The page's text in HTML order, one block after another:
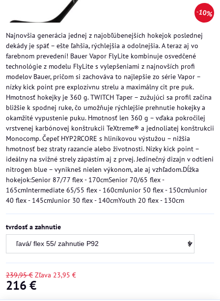
10%
Najnovšia generácia jednej z najobľúbenejších hokejok poslednej
dekády je späť – ešte ľahšia, rýchlejšia a odolnejšia. A teraz aj vo
farebnom prevedení! Bauer Vapor FlyLite kombinuje osvedčené
technológie z modelu FlyLite s vylepšeniami z najnovších profi
modelov Bauer, pričom si zachováva to najlepšie zo série Vapor –
nízky kick point pre explozívnu strelu a maximálny cit pre puk.
Hmotnosť hokejky je 360 g. TWITCH Taper – zužujúci sa profil začína
bližšie k spodnej ruke, čo umožňuje rýchlejšie prehnutie hokejky a
okamžité vypustenie puku. Hmotnosť len 360 g – vďaka pokročilej
vrstvenej karbónovej konštrukcii TeXtreme® a jednoliatej konštrukcii
Monocomp. Čepeľ HYP2RCORE s hliníkovou výstužou – nižšia
hmotnosť bez straty razancie alebo životnosti. Nízky kick point –
ideálny na svižné strely zápästím aj z prvej. Jedinečný dizajn v odtieni
nitrogen blue – vynikneš nielen výkonom, ale aj vzhľadom.Dĺžka
hokejok:Senior 87/77 flex - 170cmSenior 70/65 flex -
165cmIntermediate 65/55 flex - 160cmJunior 50 flex - 150cmJunior
40 flex - 145cmJunior 30 flex - 140cmYouth 20 flex - 130cm
tvrdosť a zahnutie
239,95 € Zľava 23,95 €
216 €